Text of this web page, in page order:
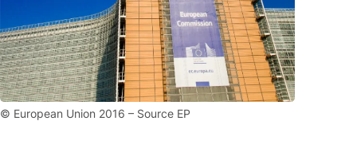
© European Union 2016 – Source EP